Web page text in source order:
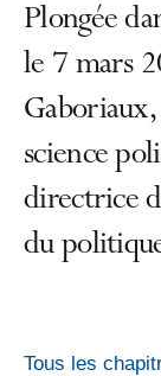
Plongée
le 7 mars
science
directrice
du
Tous les